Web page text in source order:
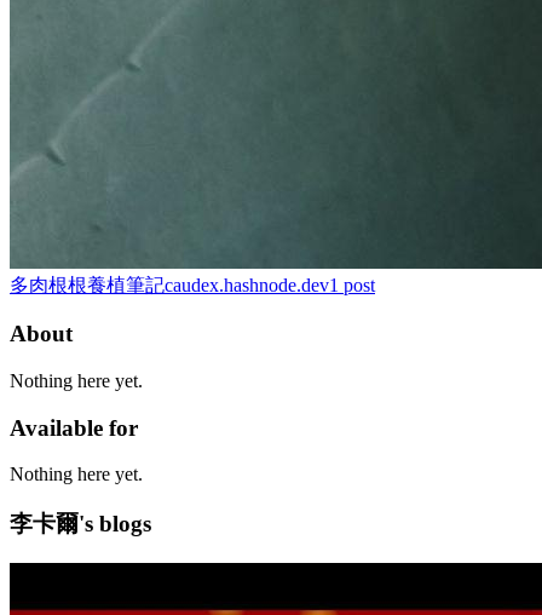
多肉根根養植筆記caudex.hashnode.dev1 post
About
Nothing here yet.
Available for
Nothing here yet.
李卡爾's blogs